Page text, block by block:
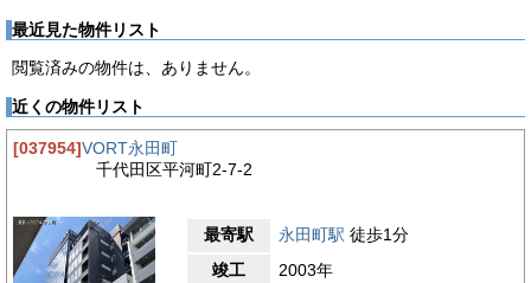
で、視認性・採光性がございます。車通りの多い周辺環境となっ
2016年竣工の新耐震基準を満たした物件です。構造は、鉄骨
造・地上10階建て(地下階なし)、基準階は約62坪の賃貸オフィス
ビルです。エントランスは、ゆったりとした清潔感のある空間と
なっています。ビル内には、11人乗りのエレベーターが2基設置
されています。平置き駐車場が3台、機械警備、オートロック、
光ファイバーが完備されています。24時間使用可能で、使用時
使い勝手良好です。個別空調・OAフロアが完備されています。
トイレは室内で男女別になっています。個室と洗面台が複数ござ
います。ウォシュレットも完備されています。天高は、2,750ｍ
最近見た物件リスト
閲覧済みの物件は、ありません。
近くの物件リスト
[037954]VORT永田町
千代田区平河町2-7-2
最寄駅 永田町駅 徒歩1分
竣工
2003年